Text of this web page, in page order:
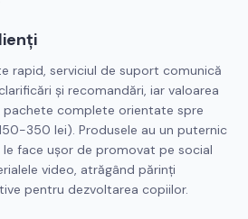
rapid, serviciul de suport comunică
și recomandări, iar valoarea
complete orientate spre
350 lei). Produsele au un puternic
face ușor de promovat pe social
video, atrăgând părinți
pentru dezvoltarea copiilor.